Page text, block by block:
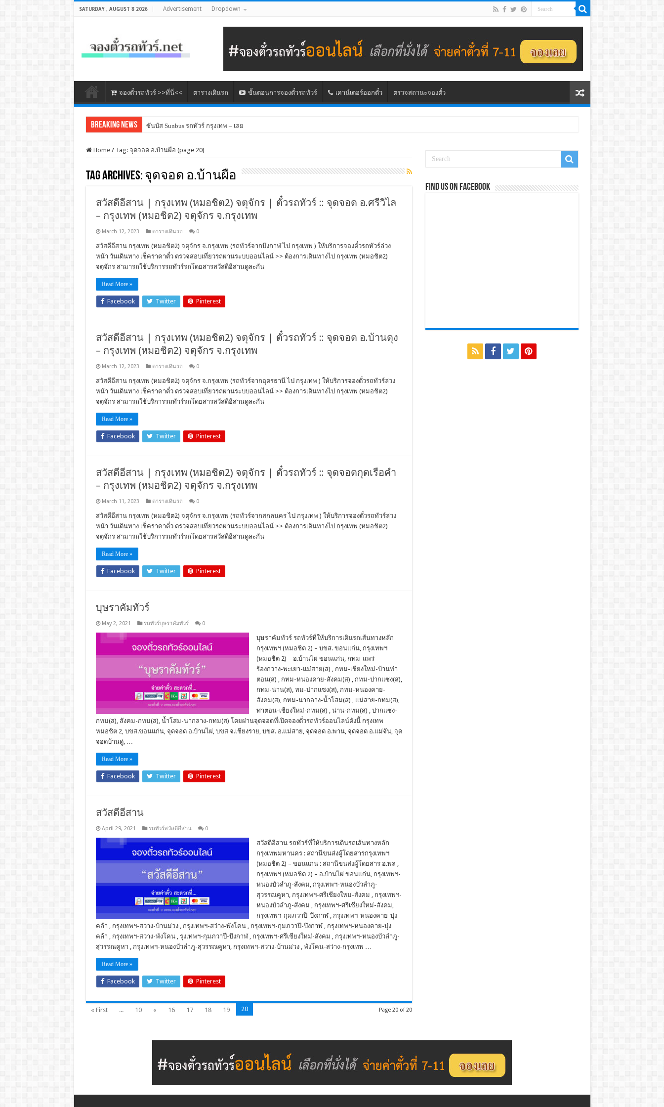
SATURDAY , AUGUST 8 2026 Advertisement Dropdown
จองตั๋วรถทัวร์ >>ที่นี่<< ตารางเดินรถ ขั้นตอนการจองตั๋วรถทัวร์ เคาน์เตอร์ออกตั๋ว ตรวจสถานะจองตั๋ว
Breaking News ซันบัส Sunbus รถทัวร์ กรุงเทพ – เลย
Home / Tag: จุดจอด อ.บ้านผือ (page 20)
Tag Archives: จุดจอด อ.บ้านผือ
สวัสดีอีสาน | กรุงเทพ (หมอชิต2) จตุจักร | ตั๋วรถทัวร์ :: จุดจอด อ.ศรีวิไล
– กรุงเทพ (หมอชิต2) จตุจักร จ.กรุงเทพ
March 12, 2023 ตารางเดินรถ 0
สวัสดีอีสาน กรุงเทพ (หมอชิต2) จตุจักร จ.กรุงเทพ (รถทัวร์จากบึงกาฬ ไป กรุงเทพ ) ให้บริการจองตั๋วรถทัวร์ล่วง
หน้า วันเดินทาง เช็คราคาตั๋ว ตรวจสอบเที่ยวรถผ่านระบบออนไลน์ >> ต้องการเดินทางไป กรุงเทพ (หมอชิต2)
จตุจักร สามารถใช้บริการรถทัวร์รถโดยสารสวัสดีอีสานดูละกัน
Read More »
Facebook Twitter Pinterest
สวัสดีอีสาน | กรุงเทพ (หมอชิต2) จตุจักร | ตั๋วรถทัวร์ :: จุดจอด อ.บ้านดุง
– กรุงเทพ (หมอชิต2) จตุจักร จ.กรุงเทพ
March 12, 2023 ตารางเดินรถ 0
สวัสดีอีสาน กรุงเทพ (หมอชิต2) จตุจักร จ.กรุงเทพ (รถทัวร์จากอุดรธานี ไป กรุงเทพ ) ให้บริการจองตั๋วรถทัวร์ล่วง
หน้า วันเดินทาง เช็คราคาตั๋ว ตรวจสอบเที่ยวรถผ่านระบบออนไลน์ >> ต้องการเดินทางไป กรุงเทพ (หมอชิต2)
จตุจักร สามารถใช้บริการรถทัวร์รถโดยสารสวัสดีอีสานดูละกัน
Read More »
Facebook Twitter Pinterest
สวัสดีอีสาน | กรุงเทพ (หมอชิต2) จตุจักร | ตั๋วรถทัวร์ :: จุดจอดกุดเรือคำ
– กรุงเทพ (หมอชิต2) จตุจักร จ.กรุงเทพ
March 11, 2023 ตารางเดินรถ 0
สวัสดีอีสาน กรุงเทพ (หมอชิต2) จตุจักร จ.กรุงเทพ (รถทัวร์จากสกลนคร ไป กรุงเทพ ) ให้บริการจองตั๋วรถทัวร์ล่วง
หน้า วันเดินทาง เช็คราคาตั๋ว ตรวจสอบเที่ยวรถผ่านระบบออนไลน์ >> ต้องการเดินทางไป กรุงเทพ (หมอชิต2)
จตุจักร สามารถใช้บริการรถทัวร์รถโดยสารสวัสดีอีสานดูละกัน
Read More »
Facebook Twitter Pinterest
บุษราคัมทัวร์
May 2, 2021 รถทัวร์บุษราคัมทัวร์ 0
บุษราคัมทัวร์ รถทัวร์ที่ให้บริการเดินรถเส้นทางหลัก
กรุงเทพฯ (หมอชิต 2) – บขส. ขอนแก่น, กรุงเทพฯ
(หมอชิต 2) – อ.บ้านไผ่ ขอนแก่น, กทม-แพร่-
ร้องกวาง-พะเยา-แม่สาย(ส) , กทม-เชียงใหม่-บ้านท่า
ตอน(ส) , กทม-หนองคาย-สังคม(ส) , กทม-ปากแซง(ส),
กทม-น่าน(ส), ทม-ปากแซง(ส), กทม-หนองคาย-
สังคม(ส), กทม-นากลาง-น้ำโสม(ส) , แม่สาย-กทม(ส),
ท่าตอน-เชียงใหม่-กทม(ส) , น่าน-กทม(ส) , ปากแซง-
กทม(ส), สังคม-กทม(ส), น้ำโสม-นากลาง-กทม(ส) โดยผ่านจุดจอดที่เปิดจองตั๋วรถทัวร์ออนไลน์ดังนี้ กรุงเทพ
หมอชิต 2, บขส.ขอนแก่น, จุดจอด อ.บ้านไผ่, บขส จ.เชียงราย, บขส. อ.แม่สาย, จุดจอด อ.พาน, จุดจอด อ.แม่จัน, จุด
จอดบ้านดู่, …
Read More »
Facebook Twitter Pinterest
สวัสดีอีสาน
April 29, 2021 รถทัวร์สวัสดีอีสาน 0
สวัสดีอีสาน รถทัวร์ที่ให้บริการเดินรถเส้นทางหลัก
กรุงเทพมหานคร : สถานีขนส่งผู้โดยสารกรุงเทพฯ
(หมอชิต 2) – ขอนแก่น : สถานีขนส่งผู้โดยสาร อ.พล ,
กรุงเทพฯ (หมอชิต 2) – อ.บ้านไผ่ ขอนแก่น, กรุงเทพฯ-
หนองบัวลำภู-สังคม, กรุงเทพฯ-หนองบัวลำภู-
สุวรรณคูหา, กรุงเทพฯ-ศรีเชียงใหม่-สังคม , กรุงเทพฯ-
หนองบัวลำภู-สังคม , กรุงเทพฯ-ศรีเชียงใหม่-สังคม,
กรุงเทพฯ-กุมภวาปี-บึงกาฬ , กรุงเทพฯ-หนองคาย-บุ่ง
คล้า , กรุงเทพฯ-สว่าง-บ้านม่วง , กรุงเทพฯ-สว่าง-พังโคน , กรุงเทพฯ-กุมภวาปี-บึงกาฬ , กรุงเทพฯ-หนองคาย-บุ่ง
คล้า , กรุงเทพฯ-สว่าง-พังโคน , รุงเทพฯ-กุมภวาปี-บึงกาฬ , กรุงเทพฯ-ศรีเชียงใหม่-สังคม , กรุงเทพฯ-หนองบัวลำภู-
สุวรรณคูหา , กรุงเทพฯ-หนองบัวลำภู-สุวรรณคูหา, กรุงเทพฯ-สว่าง-บ้านม่วง , พังโคน-สว่าง-กรุงเทพ …
Read More »
Facebook Twitter Pinterest
Page 20 of 20
« First ... 10 « 16 17 18 19 20
Find us on Facebook